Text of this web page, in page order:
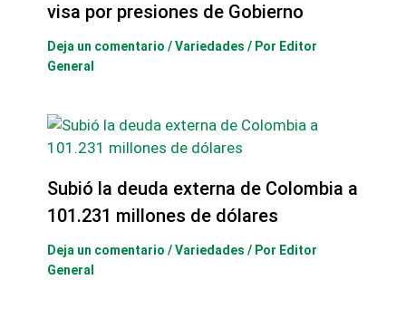
visa por presiones de Gobierno
Deja un comentario /Variedades / Por Editor
General
Subió la deuda externa de Colombia a
101.231 millones de dólares
Deja un comentario /Variedades / Por Editor
General